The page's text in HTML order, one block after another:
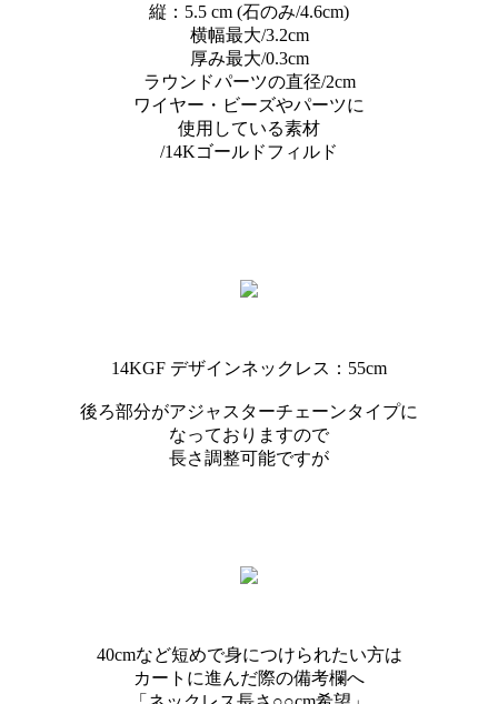
縦：5.5 cm (石のみ/4.6cm)
横幅最大/3.2cm
厚み最大/0.3cm
ラウンドパーツの直径/2cm
ワイヤー・ビーズやパーツに
使用している素材
/14Kゴールドフィルド
14KGF デザインネックレス：55cm
後ろ部分がアジャスターチェーンタイプに
なっておりますので
長さ調整可能ですが
40cmなど短めで身につけられたい方は
カートに進んだ際の備考欄へ